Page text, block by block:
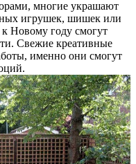
многие украшают
игрушек, шишек или
к Новому году смогут
Свежие креативные
именно они смогут